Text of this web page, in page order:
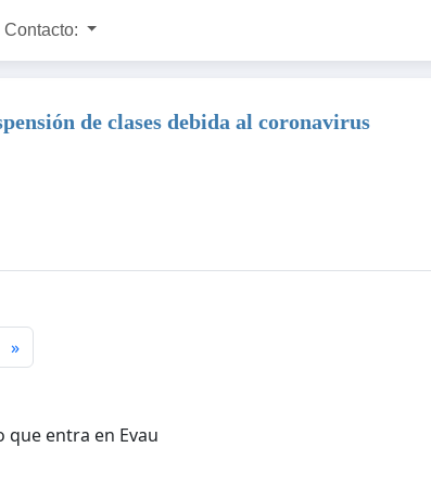
Contacto:
de clases debida al coronavirus
»
entra en Evau